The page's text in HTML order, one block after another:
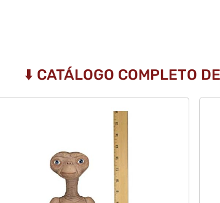
⬇️ CATÁLOGO COMPLETO